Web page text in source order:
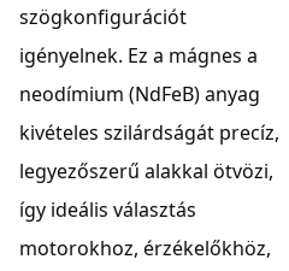
szögkonfigurációt
igényelnek. Ez a mágnes a
neodímium (NdFeB) anyag
kivételes szilárdságát precíz,
legyezőszerű alakkal ötvözi,
így ideális választás
motorokhoz, érzékelőkhöz,